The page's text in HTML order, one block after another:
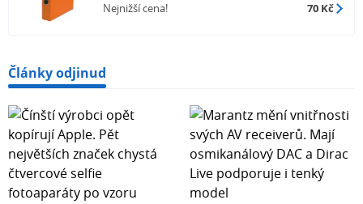
Nejnižší cena! 70 Kč
Články odjinud